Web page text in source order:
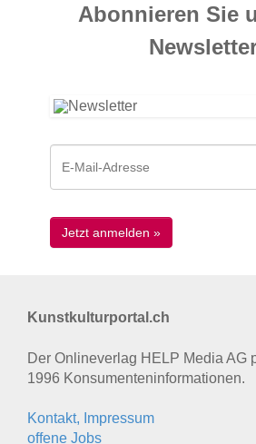
Abonnieren Sie
Kunstkulturportal.ch
Der Onlineverlag HELP Media AG
1996 Konsumenten­informationen.
Kontakt, Impressum
offene Jobs